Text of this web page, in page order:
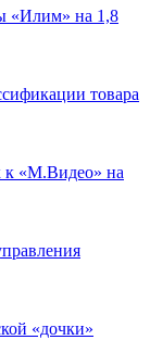
«Илим» на 1,8
товара
к «М.Видео» на
«дочки»